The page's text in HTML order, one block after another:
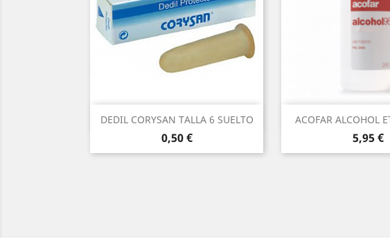
DEDIL CORYSAN TALLA 6 SUELTO
Precio
0,50 €
Vista rápida ACOFAR ALCOHOL
Precio
5,95 €
 Vista